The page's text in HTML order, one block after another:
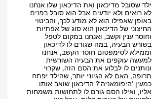
ילד שסובל מדיכאון ואת הדיכאון שלו אנחנו
לא רואים ולא יודעים אבל הוא סובל בפנים
באופן שאפילו הוא לא מודע לכך, והביטוי
החיצוני של הדיכאון הוא סוג של אפתיות
וחוסר ענין וקשב, ואנחנו במקום לטפל
בשורש הבעיה, במה שגורם לו לדיכאון
וממילא לסימפטום חוסר הקשב, אנחנו
למעשה עוקפים את הבעיה השורשית
ונותנים לו לבלוע את הסם הזה, שקרוי
תרופה, האם לא הגיוני יותר, שהילד יפתח
כמעין ‘היפומאניה’? הדיכאון שואב אותו
אליו, ואילו הסם גורם לו לתחושות משמחות